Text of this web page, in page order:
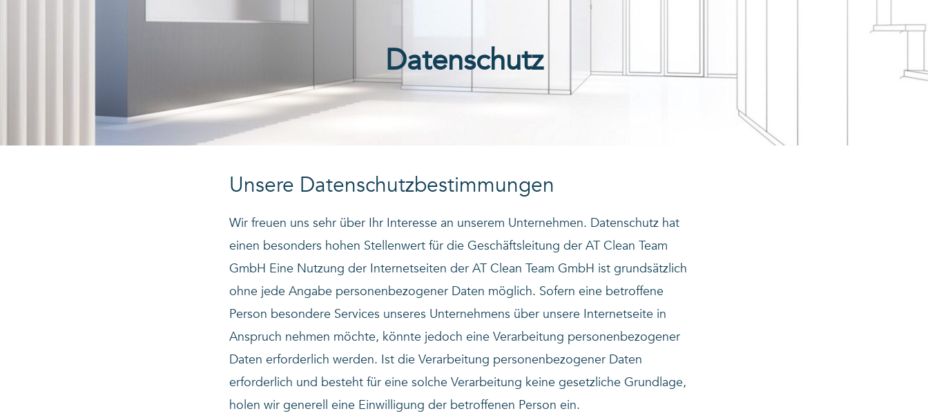
Datenschutz
Unsere Datenschutzbestimmungen
Wir freuen uns sehr über Ihr Interesse an unserem Unternehmen. Datenschutz hat
einen besonders hohen Stellenwert für die Geschäftsleitung der AT Clean Team
GmbH Eine Nutzung der Internetseiten der AT Clean Team GmbH ist grundsätzlich
ohne jede Angabe personenbezogener Daten möglich. Sofern eine betroffene
Person besondere Services unseres Unternehmens über unsere Internetseite in
Anspruch nehmen möchte, könnte jedoch eine Verarbeitung personenbezogener
Daten erforderlich werden. Ist die Verarbeitung personenbezogener Daten
erforderlich und besteht für eine solche Verarbeitung keine gesetzliche Grundlage,
holen wir generell eine Einwilligung der betroffenen Person ein.